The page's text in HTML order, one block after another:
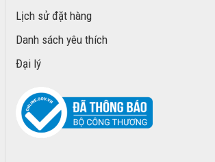
Lịch sử đặt hàng
Danh sách yêu thích
Đại lý